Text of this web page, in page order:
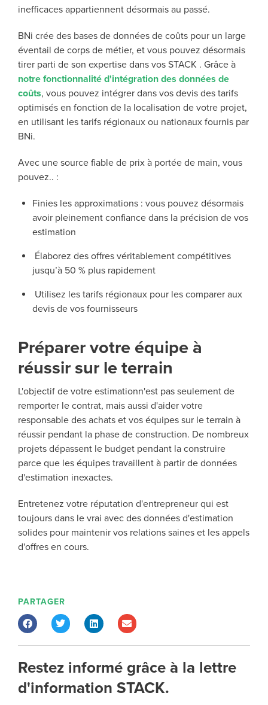
inefficaces appartiennent désormais au passé.
BNi crée des bases de données de coûts pour un large
éventail de corps de métier, et vous pouvez désormais
tirer parti de son expertise dans vos STACK . Grâce à
notre fonctionnalité d'intégration des données de
coûts, vous pouvez intégrer dans vos devis des tarifs
optimisés en fonction de la localisation de votre projet,
en utilisant les tarifs régionaux ou nationaux fournis par
BNi.
Avec une source fiable de prix à portée de main, vous
pouvez.. :
Finies les approximations : vous pouvez désormais
avoir pleinement confiance dans la précision de vos
estimation
Élaborez des offres véritablement compétitives
jusqu’à 50 % plus rapidement
Utilisez les tarifs régionaux pour les comparer aux
devis de vos fournisseurs
Préparer votre équipe à
réussir sur le terrain
L'objectif de votre estimationn'est pas seulement de
remporter le contrat, mais aussi d'aider votre
responsable des achats et vos équipes sur le terrain à
réussir pendant la phase de construction. De nombreux
projets dépassent le budget pendant la construire
parce que les équipes travaillent à partir de données
d'estimation inexactes.
Entretenez votre réputation d'entrepreneur qui est
toujours dans le vrai avec des données d'estimation
solides pour maintenir vos relations saines et les appels
d'offres en cours.
PARTAGER
Restez informé grâce à la lettre
d'information STACK.